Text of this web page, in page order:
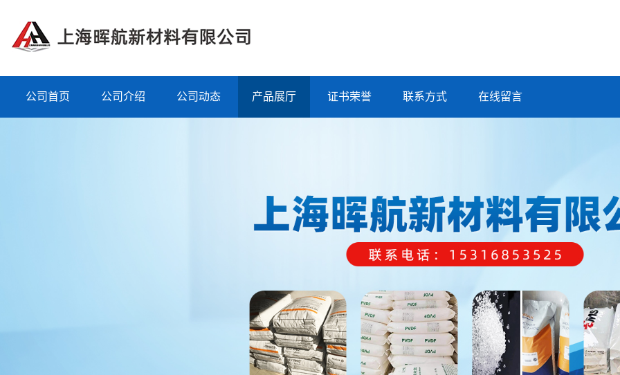
公司首页 公司介绍 公司动态 产品展厅 证书荣誉 联系方式 在线留言